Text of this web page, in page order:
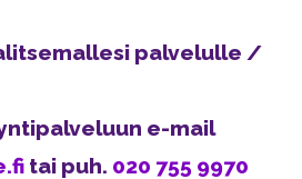
palvelulle /
e-mail
tai puh. 020 755 9970